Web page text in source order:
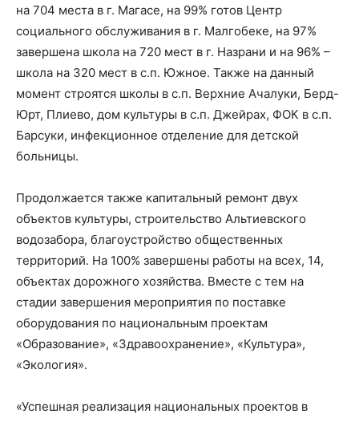
на 704 места в г. Магасе, на 99% готов Центр
социального обслуживания в г. Малгобеке, на 97%
завершена школа на 720 мест в г. Назрани и на 96% –
школа на 320 мест в с.п. Южное. Также на данный
момент строятся школы в с.п. Верхние Ачалуки, Берд-
Юрт, Плиево, дом культуры в с.п. Джейрах, ФОК в с.п.
Барсуки, инфекционное отделение для детской
больницы.
Продолжается также капитальный ремонт двух
объектов культуры, строительство Альтиевского
водозабора, благоустройство общественных
территорий. На 100% завершены работы на всех, 14,
объектах дорожного хозяйства. Вместе с тем на
стадии завершения мероприятия по поставке
оборудования по национальным проектам
«Образование», «Здравоохранение», «Культура»,
«Экология».
«Успешная реализация национальных проектов в